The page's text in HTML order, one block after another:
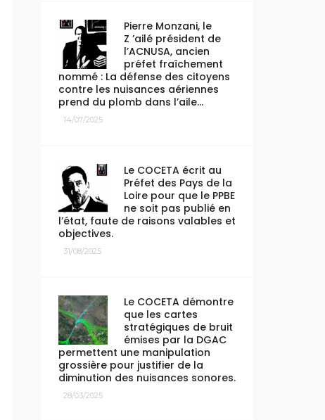
Pierre Monzani, le
Z ’ailé président de
l’ACNUSA, ancien
préfet fraîchement
nommé : La défense des citoyens
contre les nuisances aériennes
prend du plomb dans l’aile…
14/07/2025
Le COCETA écrit au
Préfet des Pays de la
Loire pour que le PPBE
ne soit pas publié en
l’état, faute de raisons valables et
objectives.
31/08/2025
Le COCETA démontre
que les cartes
stratégiques de bruit
émises par la DGAC
permettent une manipulation
grossière pour justifier de la
diminution des nuisances sonores.
28/03/2025